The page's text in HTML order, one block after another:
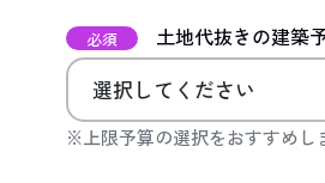
必須 土地代抜きの建築
※上限予算の選択をおすすめし